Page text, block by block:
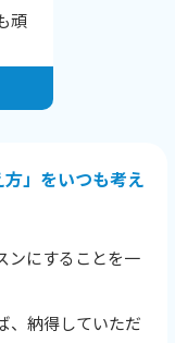
感でき、モチベ
す。
頑
方」をいつも考え
ンにすることを一
、納得していただ